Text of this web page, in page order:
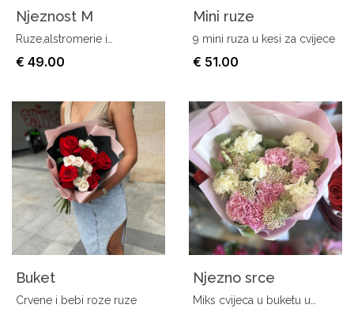
Njeznost M
Ruze,alstromerie i
€ 49.00
Mini ruze
9 mini ruza u kesi za cvijece
€ 51.00
Buket
Crvene i bebi roze ruze
Njezno srce
Miks cvijeca u buketu u